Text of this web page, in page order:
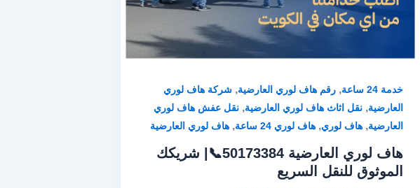
خدمة 24 ساعة , رقم هاف لوري العارضية, شركة هاف لوري
العارضية, نقل اثاث هاف لوري العارضية, نقل عفش هاف لوري
العارضية, هاف لوري, هاف لوري 24 ساعة , هاف لوري العارضية
هاف لوري العارضية 50173384📞| شريكك
الموثوق للنقل السريع